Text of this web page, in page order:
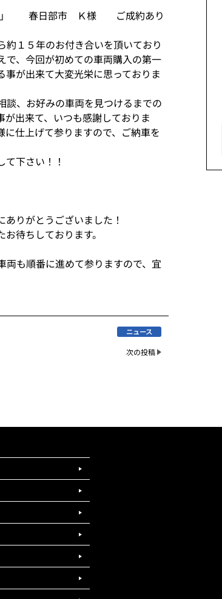
ツ」 春日部市 Ｋ様 ご成約あり
約１５年のお付き合いを頂いており
で、今回が初めての車両購入の第一
が出来て大変光栄に思っておりま
談、お好みの車両を見つけるまでの
出来て、いつも感謝しておりま
仕上げて参りますので、ご納車を
下さい！！
りがとうございました！
待ちしております。
両も順番に進めて参りますので、宜
ニュース
次の投稿